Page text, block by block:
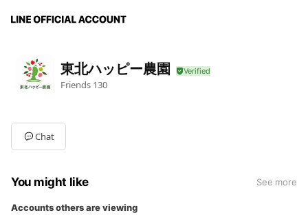
東北ハッピー農園
Friends 130
Chat
You might like See more
Accounts others are viewing